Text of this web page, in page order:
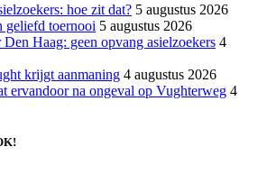
hoe zit dat? 5 augustus 2026
geliefd toernooi 5 augustus 2026
Haag: geen opvang asielzoekers 4
krijgt aanmaning 4 augustus 2026
ervandoor na ongeval op Vughterweg 4